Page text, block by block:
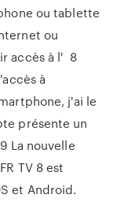
ou tablette
ou
accès à l' 8
à
j'ai le
présente un
La nouvelle
TV 8 est
et Android.